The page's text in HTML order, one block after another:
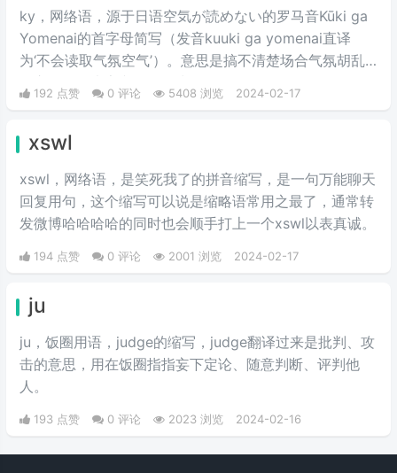
ky，网络语，源于日语空気が読めない的罗马音Kūki ga
Yomenai的首字母简写（发音kuuki ga yomenai直译
为‘不会读取气氛空气’）。意思是搞不清楚场合气氛胡乱
发言而扫了大家兴致的行为。
192 点赞 0 评论 5408 浏览 2024-02-17
xswl
xswl，网络语，是笑死我了的拼音缩写，是一句万能聊天
回复用句，这个缩写可以说是缩略语常用之最了，通常转
发微博哈哈哈哈的同时也会顺手打上一个xswl以表真诚。
194 点赞 0 评论 2001 浏览 2024-02-17
ju
ju，饭圈用语，judge的缩写，judge翻译过来是批判、攻
击的意思，用在饭圈指指妄下定论、随意判断、评判他
人。
193 点赞 0 评论 2023 浏览 2024-02-16